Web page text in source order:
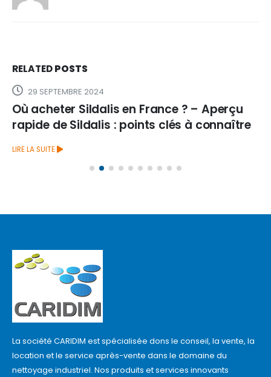
RELATEDPOSTS
29 SEPTEMBRE 2024
Où acheter Sildalis en France ? – Aperçu
rapide de Sildalis : points clés à connaître
LIRE LA SUITE
La société CARIDIM est spécialisée dons le conseil, la vente, la
location et le service après-vente dans le domaine du
nettoyage industriel. Nos produits et services innovants